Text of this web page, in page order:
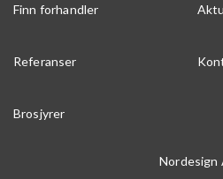
Finn forhandler
Referanser
Brosjyrer
Nordesign